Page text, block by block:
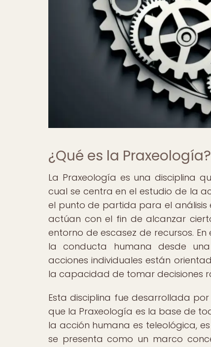
¿Qué es la Praxeología?
La Praxeología es una disciplina
cual se centra en el estudio de la
el punto de partida para el análisis
actúan con el fin de alcanzar
entorno de escasez de recursos.
la conducta humana desde
acciones individuales están
la capacidad de tomar decisiones
Esta disciplina fue desarrollada
que la Praxeología es la base de
la acción humana es teleológica,
se presenta como un marco